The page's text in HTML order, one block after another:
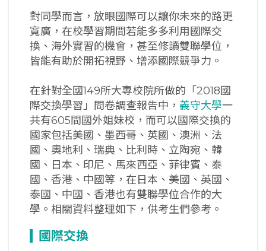
對同學而言，放眼國際可以讓你未來的路更
寬廣，在校學習期間若能多多利用國際交
換、海外實習的機會，甚至修讀雙聯學位，
皆能有助於開拓視野、增添國際競爭力。
在針對全國149所大專校院所做的「2018國
際交換學習」問卷調查報告中， 義守大學一
共有605間國外姐妹校，而可以國際交換的
國家包括美國、墨西哥、英國、澳洲、法
國、奧地利、瑞典、比利時、立陶宛、韓
國、日本、印尼、馬來西亞、菲律賓、泰
國、香港、中國等，在日本、美國、英國、
泰國、中國、香港也有雙聯學位合作的大
學。相關資料整理如下，供考生們參考。
國際交換